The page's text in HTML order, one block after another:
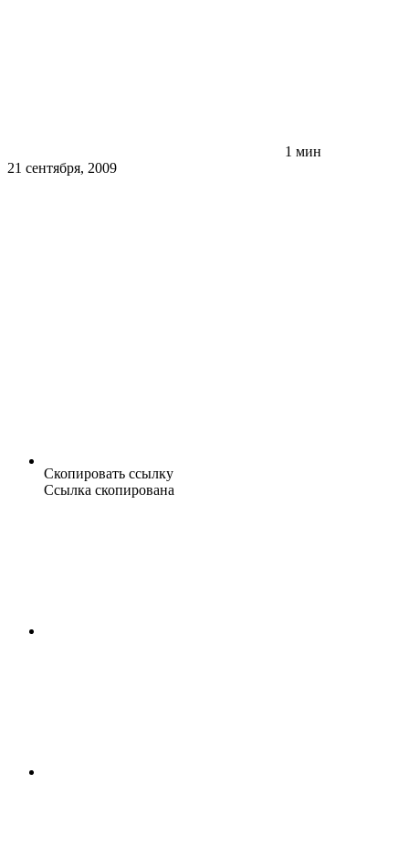
1 мин
21 сентября, 2009
Скопировать ссылку
Ссылка скопирована